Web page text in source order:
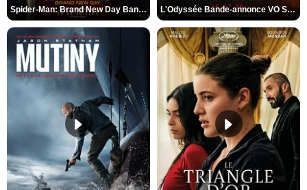
Spider-Man: Brand New Day Bande-annonce VO STFR L'Odyssée Bande-annonce VO STFR